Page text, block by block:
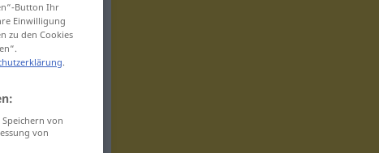
Button Ihr
Einwilligung
zu den Cookies
.
von
von